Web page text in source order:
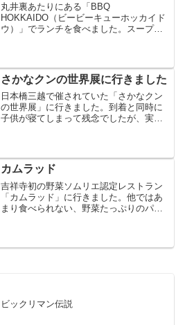
丸井裏あたりにある「BBQ
HOKKAIDO（ビービーキューホッカイド
ウ）」でランチを食べました。スープカ
リュームがあるので良かったで...
さかなクンの世界展に行きました
日本橋三越で催されていた「さかなクン
の世界展」に行きました。到着と同時に
子供が寝てしまって残念でしたが、実は
て、どれも上手なので一...
カムラッド
吉祥寺初の野菜ソムリエ認定レストラン
「カムラッド」に行きました。他ではあ
まり食べられない、野菜たっぷりのパス
いのでおすすめです。...
ビックリマン伝説